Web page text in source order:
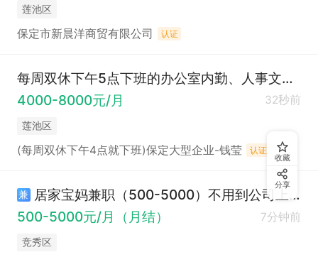
莲池区
保定市新晨洋商贸有限公司 认证
每周双休下午5点下班的办公室内勤、人事文员（4000-8000）
4000-8000元/月
32秒前
莲池区
(每周双休下午4点就下班)保定大型企业-钱莹 认证
兼
居家宝妈兼职（500-5000）不用到公司上班
500-5000元/月（月结）
7分钟前
竞秀区
收藏
分享